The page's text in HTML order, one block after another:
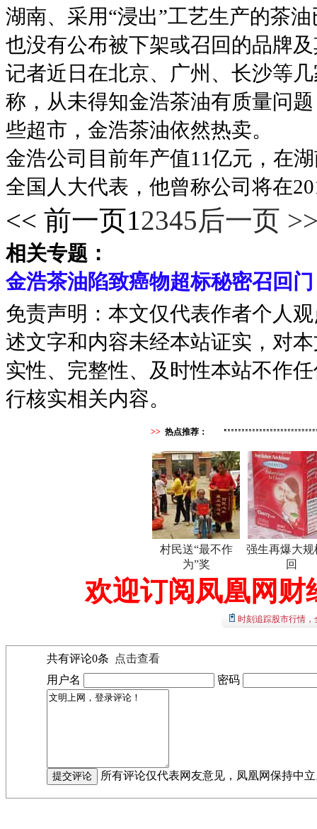
湖南、采用“浸出”工艺生产的茶
也没有公布被下架或召回的品牌
记者近日在北京、广州、长沙等
称，从未得知金浩茶油有质量问
些超市，金浩茶油依然热卖。
金浩公司目前年产值11亿元，在
全国人大代表，他曾称公司将在
<< 前一页12345后一页
相关专题：
金浩茶油陷致癌物超标秘密召回门
免责声明：本文仅代表作者个人
述文字和内容未经本站证实，对
实性、完整性、及时性本站不作
行核实相关内容。
>> 热点推荐：
村民送“最不作
为”奖
强生再爆大规
回
欢迎订阅凤凰网财
时刻追踪股市行情
共有评论0条
点击查看
用户名
密码
所有评论仅代表网友意见，凤凰网保持中